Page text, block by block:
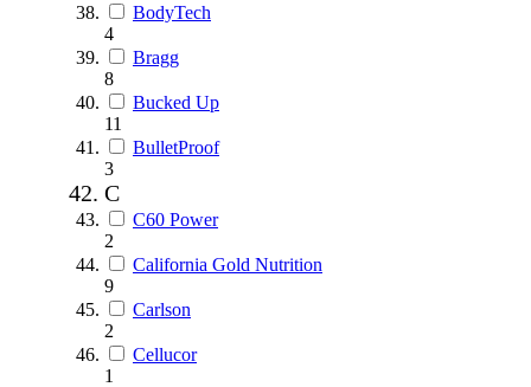
BodyTech
4
Bragg
8
Bucked Up
11
BulletProof
3
C
C60 Power
2
California Gold Nutrition
9
Carlson
2
Cellucor
1